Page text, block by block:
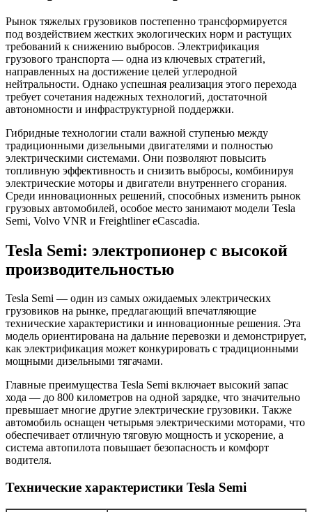
Рынок тяжелых грузовиков постепенно трансформируется
под воздействием жестких экологических норм и растущих
требований к снижению выбросов. Электрификация
грузового транспорта — одна из ключевых стратегий,
направленных на достижение целей углеродной
нейтральности. Однако успешная реализация этого перехода
требует сочетания надежных технологий, достаточной
автономности и инфраструктурной поддержки.
Гибридные технологии стали важной ступенью между
традиционными дизельными двигателями и полностью
электрическими системами. Они позволяют повысить
топливную эффективность и снизить выбросы, комбинируя
электрические моторы и двигатели внутреннего сгорания.
Среди инновационных решений, способных изменить рынок
грузовых автомобилей, особое место занимают модели Tesla
Semi, Volvo VNR и Freightliner eCascadia.
Tesla Semi: электропионер с высокой
производительностью
Tesla Semi — один из самых ожидаемых электрических
грузовиков на рынке, предлагающий впечатляющие
технические характеристики и инновационные решения. Эта
модель ориентирована на дальние перевозки и демонстрирует,
как электрификация может конкурировать с традиционными
мощными дизельными тягачами.
Главные преимущества Tesla Semi включает высокий запас
хода — до 800 километров на одной зарядке, что значительно
превышает многие другие электрические грузовики. Также
автомобиль оснащен четырьмя электрическими моторами, что
обеспечивает отличную тяговую мощность и ускорение, а
система автопилота повышает безопасность и комфорт
водителя.
Технические характеристики Tesla Semi